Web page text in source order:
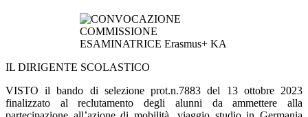
IL DIRIGENTE SCOLASTICO
VISTOil bando di selezione prot.n.7883 del 13 ottobre 2023
finalizzato al reclutamento degli alunni da ammettere alla